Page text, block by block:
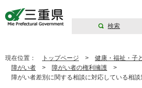
検索
現在位置： トップページ > 健康・福祉・子
障がい者 > 障がい者の権利擁護 >
障がい者差別に関する相談に対応している相談